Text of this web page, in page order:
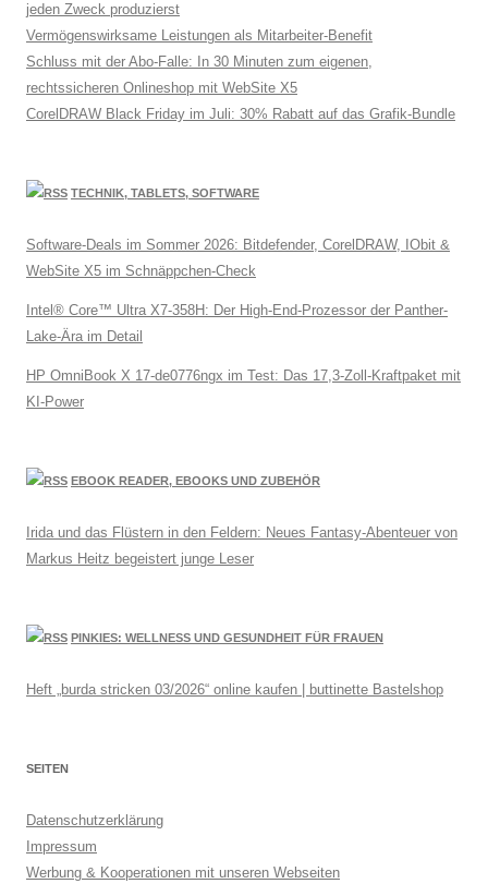
jeden Zweck produzierst
Vermögenswirksame Leistungen als Mitarbeiter-Benefit
Schluss mit der Abo-Falle: In 30 Minuten zum eigenen,
rechtssicheren Onlineshop mit WebSite X5
CorelDRAW Black Friday im Juli: 30% Rabatt auf das Grafik-Bundle
TECHNIK, TABLETS, SOFTWARE
Software-Deals im Sommer 2026: Bitdefender, CorelDRAW, IObit &
WebSite X5 im Schnäppchen-Check
Intel® Core™ Ultra X7-358H: Der High-End-Prozessor der Panther-
Lake-Ära im Detail
HP OmniBook X 17-de0776ngx im Test: Das 17,3-Zoll-Kraftpaket mit
KI-Power
EBOOK READER, EBOOKS UND ZUBEHÖR
Irida und das Flüstern in den Feldern: Neues Fantasy-Abenteuer von
Markus Heitz begeistert junge Leser
PINKIES: WELLNESS UND GESUNDHEIT FÜR FRAUEN
Heft „burda stricken 03/2026“ online kaufen | buttinette Bastelshop
SEITEN
Datenschutzerklärung
Impressum
Werbung & Kooperationen mit unseren Webseiten